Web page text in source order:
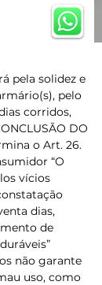
pela solidez e
pelo
corridos,
DO
o Art. 26.
“O
vícios
dias,
de
não garante
uso, como